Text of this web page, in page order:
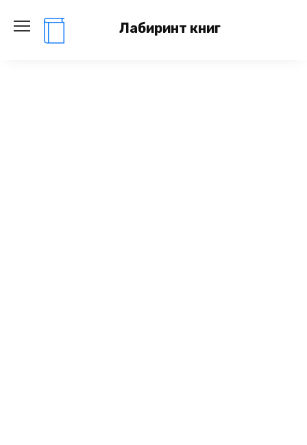
содержанию
Лабиринт книг